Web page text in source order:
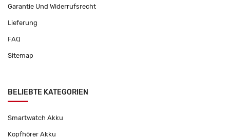
Garantie Und Widerrufsrecht
Lieferung
FAQ
Sitemap
BELIEBTE KATEGORIEN
Smartwatch Akku
Kopfhörer Akku